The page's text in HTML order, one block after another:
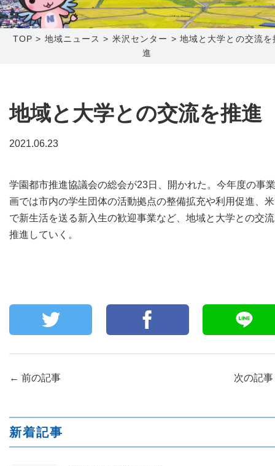
センター情報
0238-24-2525
営業時間 9:00～18:00
0120-173-577
営業時間 9:15～18:00
北海道函館市桔梗町379-31
0138-34-2525
営業時間 9:00～18:00
新潟県新潟市西区山田2310-39
025-210-1200
営業時間 9:00～18:00
TOP > 地域ニュース > 米沢センター > 地域と大学との交流を
進
地域と大学との交流を推進
2021.06.23
学園都市推進協議会の総会が23日、開かれた。今年度の事
画では市内の学生団体の活動拠点の整備拡充や利用促進、
で新生活を送る新入生の歓迎事業など、地域と大学との交
推進していく。
← 前の記事 次の記事
新着記事